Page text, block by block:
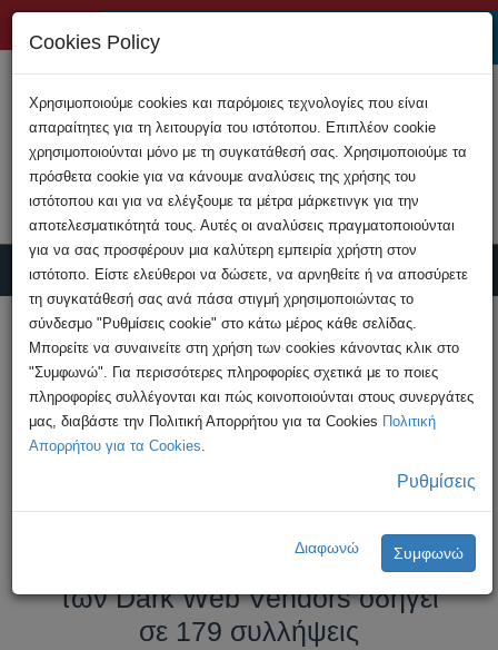
Υποβολή Καταγγελίας
HOME
Ανακοινώσεις
Διεθνής επιχείρηση της Ευρωπαϊκής
Αστυνομίας κατά των Dark ...
Διεθνής επιχείρηση της
Ευρωπαϊκής Αστυνομίας κατά
των Dark Web Vendors οδηγεί
σε 179 συλλήψεις
Cookies Policy
Χρησιμοποιούμε cookies και παρόμοιες τεχνολογίες που είναι
απαραίτητες για τη λειτουργία του ιστότοπου. Επιπλέον cookie
χρησιμοποιούνται μόνο με τη συγκατάθεσή σας. Χρησιμοποιούμε τα
πρόσθετα cookie για να κάνουμε αναλύσεις της χρήσης του
ιστότοπου και για να ελέγξουμε τα μέτρα μάρκετινγκ για την
αποτελεσματικότητά τους. Αυτές οι αναλύσεις πραγματοποιούνται
για να σας προσφέρουν μια καλύτερη εμπειρία χρήστη στον
ιστότοπο. Είστε ελεύθεροι να δώσετε, να αρνηθείτε ή να αποσύρετε
τη συγκατάθεσή σας ανά πάσα στιγμή χρησιμοποιώντας το
σύνδεσμο "Ρυθμίσεις cookie" στο κάτω μέρος κάθε σελίδας.
Μπορείτε να συναινείτε στη χρήση των cookies κάνοντας κλικ στο
"Συμφωνώ". Για περισσότερες πληροφορίες σχετικά με το ποιες
πληροφορίες συλλέγονται και πώς κοινοποιούνται στους συνεργάτες
μας, διαβάστε την Πολιτική Απορρήτου για τα Cookies Πολιτική
Απορρήτου για τα Cookies.
Ρυθμίσεις
Διαφωνώ Συμφωνώ